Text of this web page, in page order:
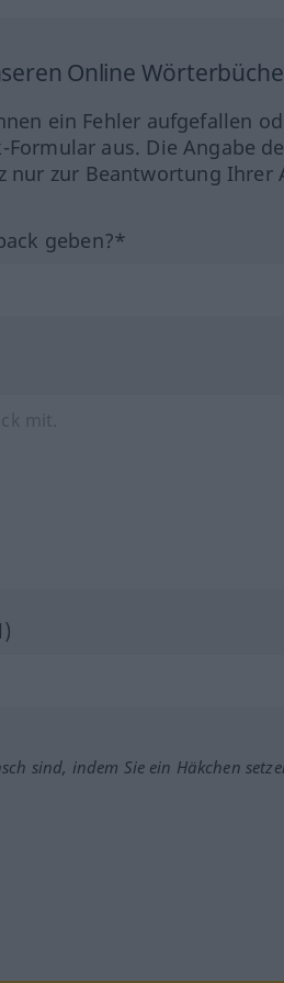
Online
ein Fehler aufgefallen
Formular aus. Die Angabe
nur zur Beantwortung Ihrer
geben?*
sind, indem Sie ein Häkchen